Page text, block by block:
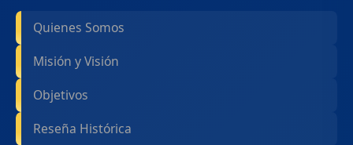
Quienes Somos
Misión y Visión
Objetivos
Reseña Histórica